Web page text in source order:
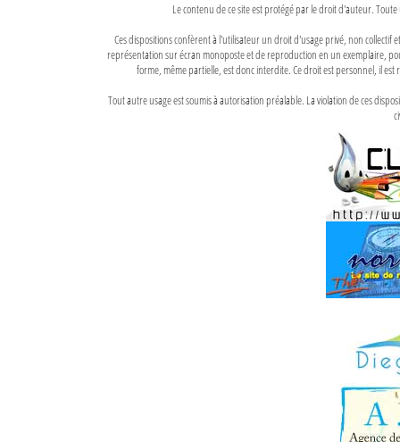
Le contenu de ce site est protégé par le droit d'auteur.
Ces dispositions confèrent à l'utilisateur un droit d'usage privé, non
représentation sur écran monoposte et de reproduction en un exemplaire,
forme, même partielle, est donc interdite. Ce droit est personnel, il
Tout autre usage est soumis à autorisation préalable. La violation de ces